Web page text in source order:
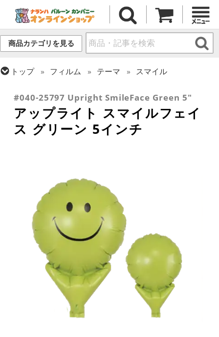
商品カテゴリを見る
トップ フィルム テーマ
スマイル
#040-25797 Upright SmileFace Green 5"
アップライト スマイルフェイ
ス グリーン 5インチ